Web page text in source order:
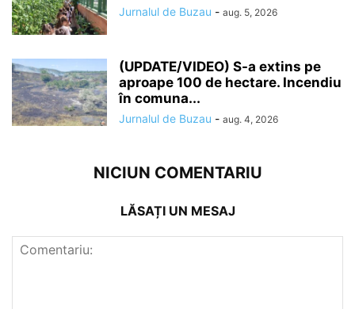
Jurnalul de Buzau - aug. 5, 2026
(UPDATE/VIDEO) S-a extins pe
aproape 100 de hectare. Incendiu
în comuna...
Jurnalul de Buzau - aug. 4, 2026
NICIUN COMENTARIU
LĂSAȚI UN MESAJ